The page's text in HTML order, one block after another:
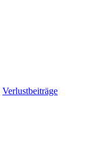
Verlustbeiträge